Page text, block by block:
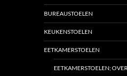
BUREAUSTOELEN
KEUKENSTOELEN
EETKAMERSTOELEN
EETKAMERSTOELEN;